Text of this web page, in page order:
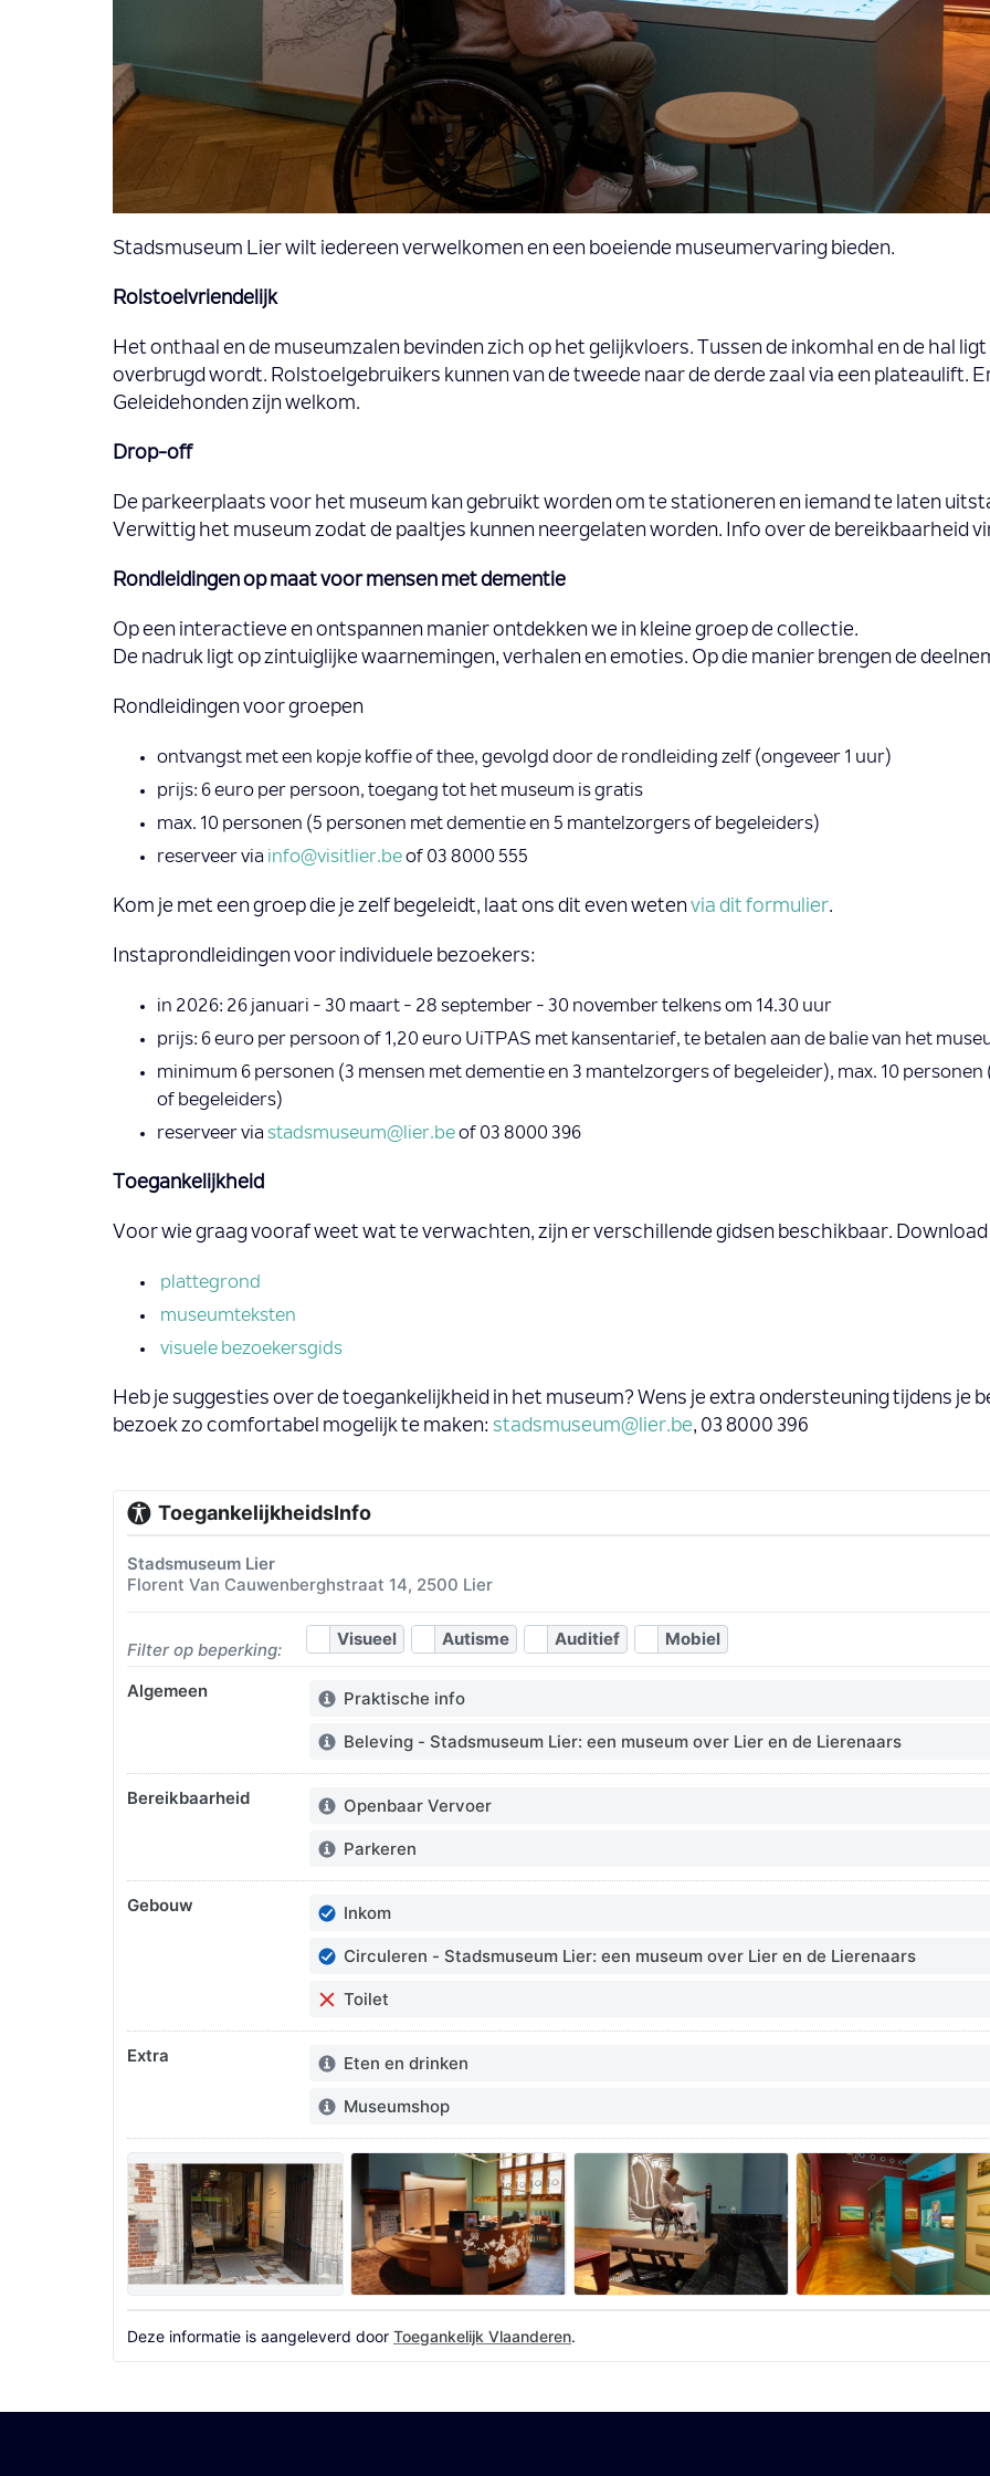
Stadsmuseum Lier wilt iedereen verwelkomen en een boeiende museumervaring bieden.
Rolstoelvriendelijk
Het onthaal en de museumzalen bevinden zich op het gelijkvloers. Tussen de inkomhal en de hal
overbrugd wordt. Rolstoelgebruikers kunnen van de tweede naar de derde zaal via een plateaulift.
Geleidehonden zijn welkom.
Drop-off
De parkeerplaats voor het museum kan gebruikt worden om te stationeren en iemand te laten
Verwittig het museum zodat de paaltjes kunnen neergelaten worden. Info over de bereikbaarheid
Rondleidingen op maat voor mensen met dementie
Op een interactieve en ontspannen manier ontdekken we in kleine groep de collectie.
De nadruk ligt op zintuiglijke waarnemingen, verhalen en emoties. Op die manier brengen de
Rondleidingen voor groepen
ontvangst met een kopje koffie of thee, gevolgd door de rondleiding zelf (ongeveer 1 uur)
prijs: 6 euro per persoon, toegang tot het museum is gratis
max. 10 personen (5 personen met dementie en 5 mantelzorgers of begeleiders)
reserveer via info@visitlier.beof 03 8000 555
Kom je met een groep die je zelf begeleidt, laat ons dit even wetenvia dit formulier.
Instaprondleidingen voor individuele bezoekers:
in 2026: 26 januari - 30 maart - 28 september - 30 november telkens om 14.30 uur
prijs: 6 euro per persoon of 1,20 euro UiTPAS met kansentarief, te betalen aan de balie van het
minimum 6 personen (3 mensen met dementie en 3 mantelzorgers of begeleider), max. 10
of begeleiders)
​reserveer via stadsmuseum@lier.beof 03 8000 396
Toegankelijkheid
Voor wie graag vooraf weet wat te verwachten, zijn er verschillende gidsen beschikbaar. Download
plattegrond
museumteksten
visuele bezoekersgids
Heb je suggesties over de toegankelijkheid in het museum? Wens je extra ondersteuning tijdens je
bezoek zo comfortabel mogelijk te maken: stadsmuseum@lier.be, 03 8000 396
ToegankelijkheidsInfo
Stadsmuseum Lier
Florent Van Cauwenberghstraat 14, 2500 Lier
Filter op beperking:
Visueel Autisme Auditief Mobiel
Algemeen
Info:Praktische info
Info:Beleving - Stadsmuseum Lier: een museum over Lier en de Lierenaars
Bereikbaarheid
Info:Openbaar Vervoer
Info:Parkeren
Gebouw
In orde:
Inkom
In orde:
Circuleren - Stadsmuseum Lier: een museum over Lier en de Lierenaars
Gedeeltelijk in orde:
Toilet
Extra
Info:Eten en drinken
Info:Museumshop
Foto's
Deze informatie is aangeleverd door Toegankelijk Vlaanderen.